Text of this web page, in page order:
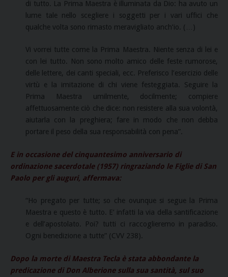
di tutto. La Prima Maestra è illuminata da Dio: ha avuto un
lume tale nello scegliere i soggetti per i vari uffici che
qualche volta sono rimasto meravigliato anch’io. (…)
Vi vorrei tutte come la Prima Maestra. Niente senza di lei e
con lei tutto. Non sono molto amico delle feste rumorose,
delle lettere, dei canti speciali, ecc. Preferisco l’esercizio delle
virtù e la imitazione di chi viene festeggiata. Seguire la
Prima Maestra umilmente, docilmente; compiere
affettuosamente ciò che dice: non resistere alla sua volontà,
aiutarla con la preghiera; fare in modo che non debba
portare il peso della sua responsabilità con pena”.
E in occasione del cinquantesimo anniversario di
ordinazione sacerdotale (1957) ringraziando le Figlie di San
Paolo per gli auguri, affermava:
“Ho pregato per tutte; so che ovunque si segue la Prima
Maestra e questo è tutto. E’ infatti la via della santificazione
e dell’apostolato. Poi? tutti ci raccoglieremo in paradiso.
Ogni benedizione a tutte” (CVV 238).
Dopo la morte di Maestra Tecla è stata abbondante la
predicazione di Don Alberione sulla sua santità, sul suo